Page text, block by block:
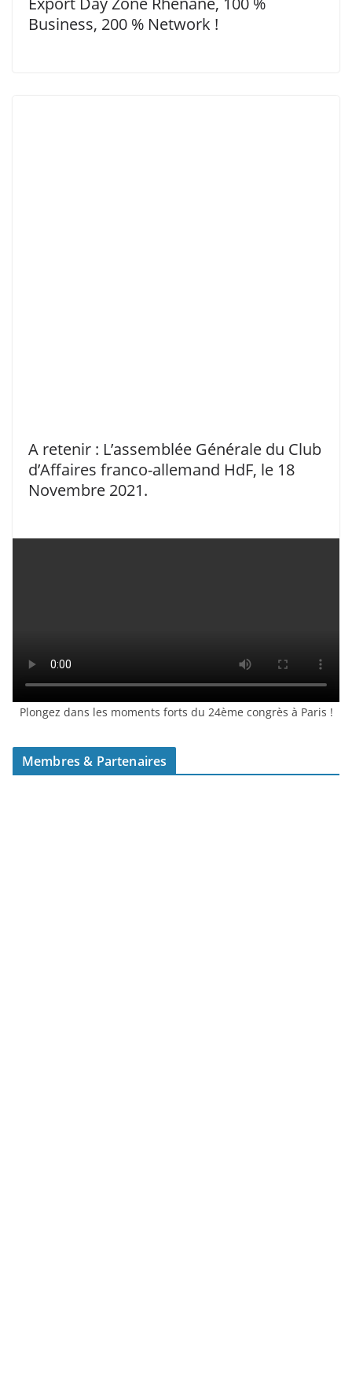
Business, 200 % Network !
A retenir : L’assemblée Générale du Club
d’Affaires franco-allemand HdF, le 18
Novembre 2021.
Plongez dans les moments forts du 24ème congrès à Paris !
Membres & Partenaires